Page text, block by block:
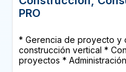
PRO
* Gerencia de proyecto y
construcción vertical *
proyectos *